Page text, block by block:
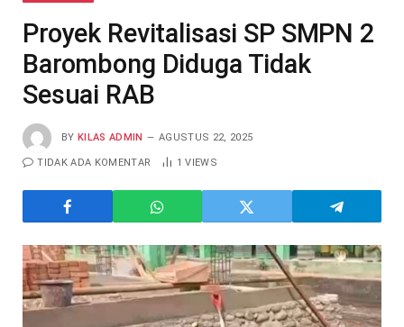
Proyek Revitalisasi SP SMPN 2
Barombong Diduga Tidak
Sesuai RAB
BY KILAS ADMIN AGUSTUS 22, 2025
TIDAK ADA KOMENTAR 1VIEWS